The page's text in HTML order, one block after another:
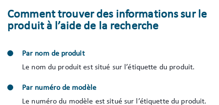
Comment trouver des informations sur le
produit à l’aide de la recherche
Par nom de produit
Le nom du produit est situé sur l’étiquette du produit.
Par numéro de modèle
Le numéro du modèle est situé sur l’étiquette du produit.